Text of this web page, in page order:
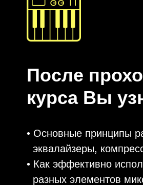
• Основные принципы
эквалайзеры,
• Как эффективно
разных элементов
После
курса Вы